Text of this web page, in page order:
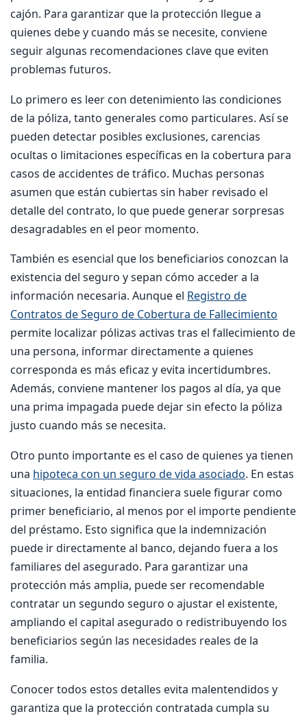
cajón. Para garantizar que la protección llegue a
quienes debe y cuando más se necesite, conviene
seguir algunas recomendaciones clave que eviten
problemas futuros.
Lo primero es leer con detenimiento las condiciones
de la póliza, tanto generales como particulares. Así se
pueden detectar posibles exclusiones, carencias
ocultas o limitaciones específicas en la cobertura para
casos de accidentes de tráfico. Muchas personas
asumen que están cubiertas sin haber revisado el
detalle del contrato, lo que puede generar sorpresas
desagradables en el peor momento.
También es esencial que los beneficiarios conozcan la
existencia del seguro y sepan cómo acceder a la
información necesaria. Aunque el Registro de
Contratos de Seguro de Cobertura de Fallecimiento
permite localizar pólizas activas tras el fallecimiento de
una persona, informar directamente a quienes
corresponda es más eficaz y evita incertidumbres.
Además, conviene mantener los pagos al día, ya que
una prima impagada puede dejar sin efecto la póliza
justo cuando más se necesita.
Otro punto importante es el caso de quienes ya tienen
una hipoteca con un seguro de vida asociado. En estas
situaciones, la entidad financiera suele figurar como
primer beneficiario, al menos por el importe pendiente
del préstamo. Esto significa que la indemnización
puede ir directamente al banco, dejando fuera a los
familiares del asegurado. Para garantizar una
protección más amplia, puede ser recomendable
contratar un segundo seguro o ajustar el existente,
ampliando el capital asegurado o redistribuyendo los
beneficiarios según las necesidades reales de la
familia.
Conocer todos estos detalles evita malentendidos y
garantiza que la protección contratada cumpla su